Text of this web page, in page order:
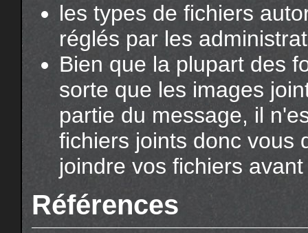
les types de fichiers
réglés par les
Bien que la plupart des
sorte que les images
partie du message, il
fichiers joints donc vous
joindre vos fichiers
Références